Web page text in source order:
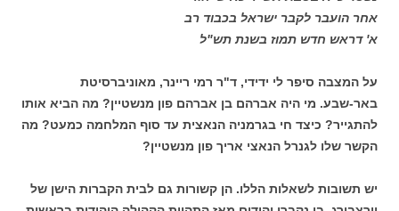
אחר הועבר לקבר ישראל בכבוד רב
א' דראש חדש תמוז בשנת תש"ל
על המצבה סיפר לי ידידי, ד"ר רמי ריינר, מאוניברסיטת
באר-שבע. מי היה אברהם בן אברהם פון מנשטיין? מה הביא אותו
להתגייר? כיצד חי בגרמניה הנאצית עד סוף המלחמה כמעט? מה
הקשר שלו לגנרל הנאצי אריך פון מנשטיין?
יש תשובות לשאלות הללו. הן קשורות גם לבית הקברות הישן של